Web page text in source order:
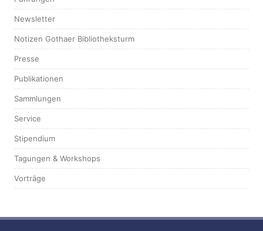
Newsletter
Notizen Gothaer Bibliotheksturm
Presse
Publikationen
Sammlungen
Service
Stipendium
Tagungen & Workshops
Vorträge